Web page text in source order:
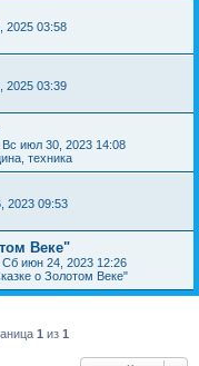
2025 03:58
2025 03:39
Вс июл 30, 2023 14:08
техника
2023 09:53
Веке"
Сб июн 24, 2023 12:26
о Золотом Веке"
1 из 1